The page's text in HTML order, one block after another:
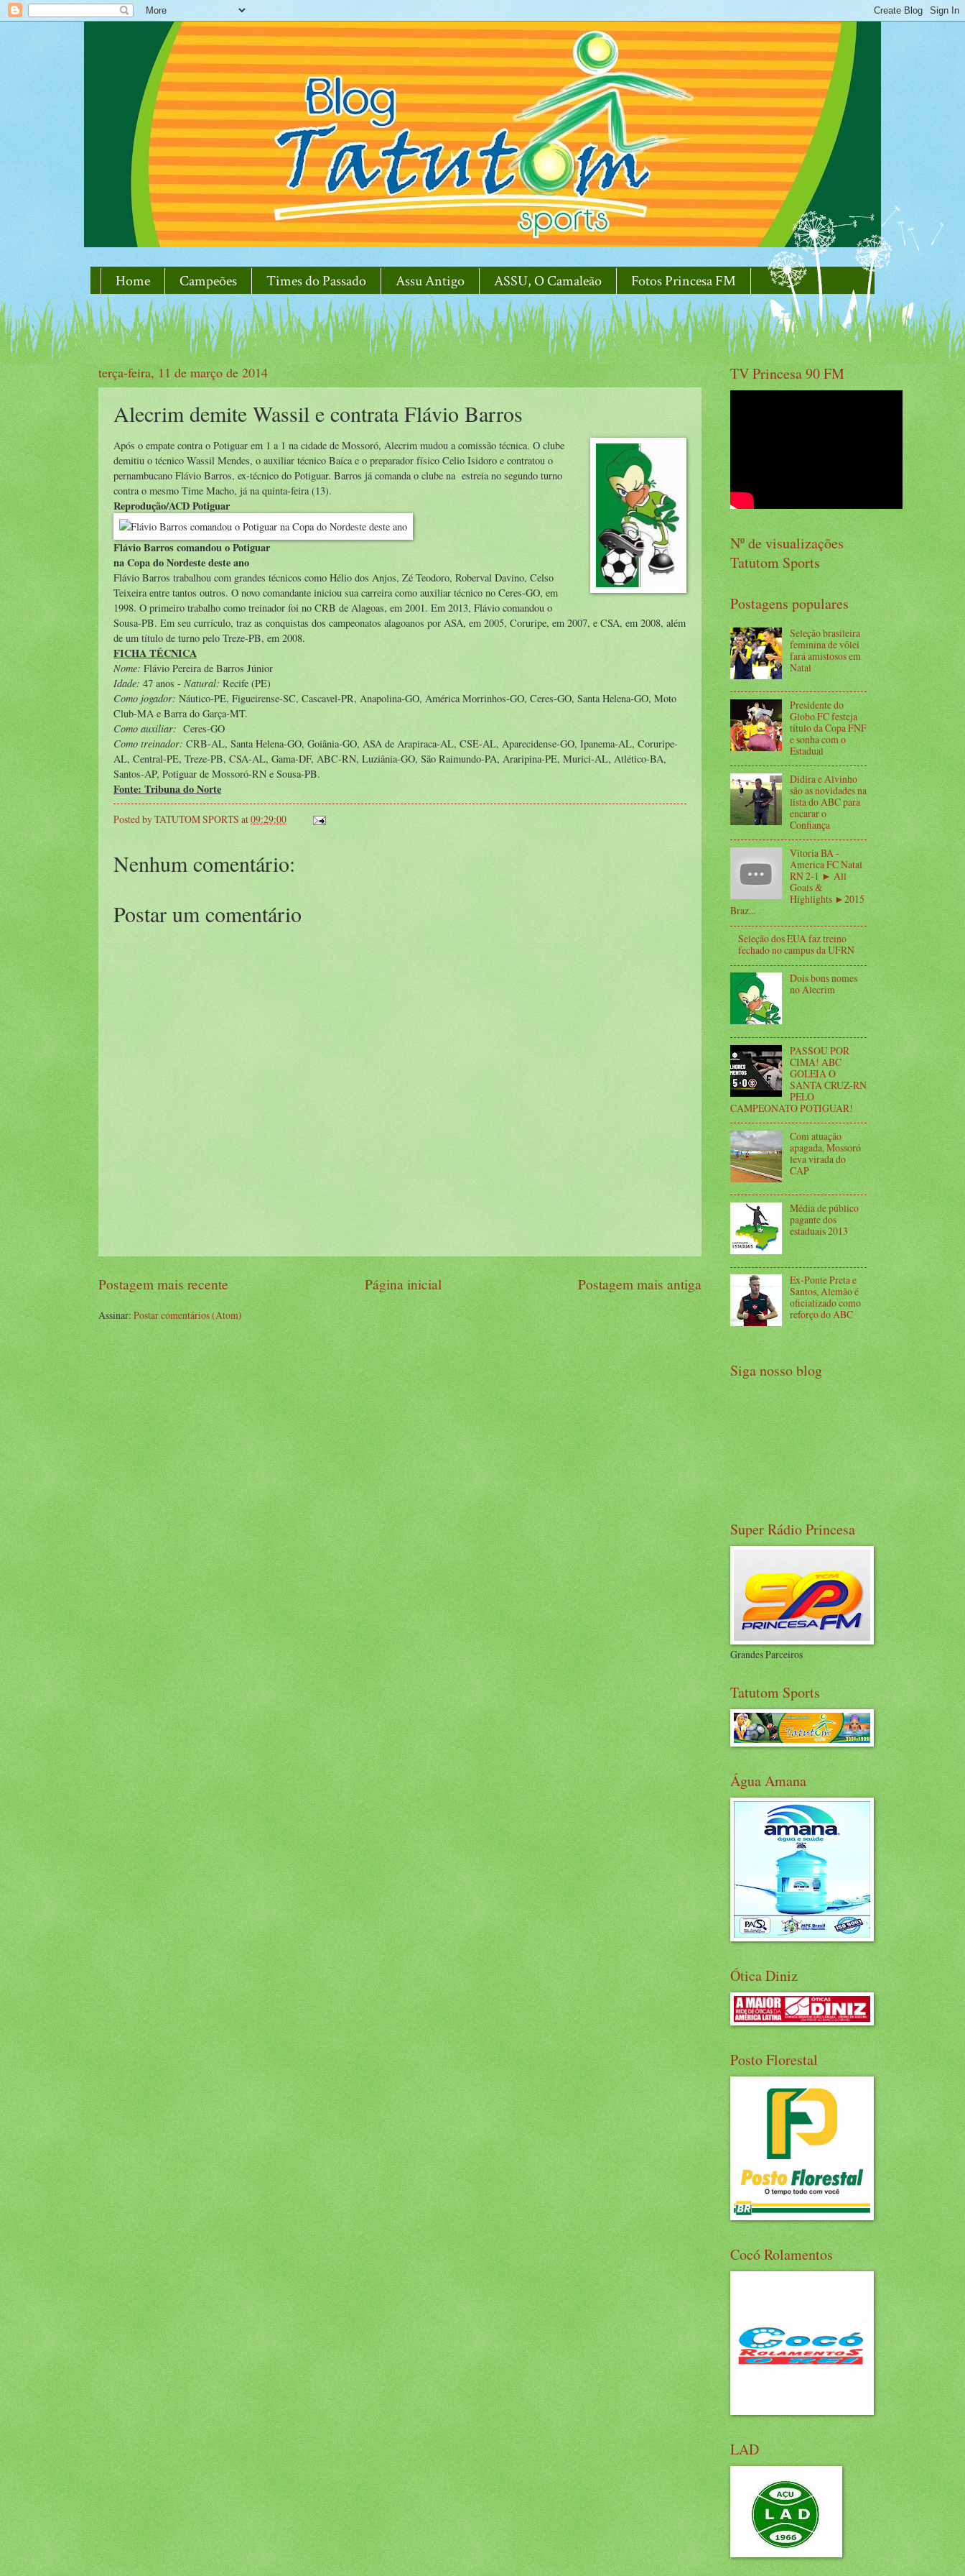
Home Campeões Times do Passado Assu Antigo ASSU, O Camaleão Fotos Princesa FM
terça-feira, 11 de março de 2014
Alecrim demite Wassil e contrata Flávio Barros
Após o empate contra o Potiguar em 1 a 1 na cidade de Mossoró, Alecrim mudou a comissão técnica. O clube
demitiu o técnico Wassil Mendes, o auxiliar técnico Baíca e o preparador físico Celio Isidoro e contratou o
pernambucano Flávio Barros, ex-técnico do Potiguar. Barros já comanda o clube na estreia no segundo turno
contra o mesmo Time Macho, já na quinta-feira (13).
Reprodução/ACD Potiguar
Flávio Barros comandou o Potiguar
na Copa do Nordeste deste ano
Flávio Barros trabalhou com grandes técnicos como Hélio dos Anjos, Zé Teodoro, Roberval Davino, Celso
Teixeira entre tantos outros. O novo comandante iniciou sua carreira como auxiliar técnico no Ceres-GO, em
1998. O primeiro trabalho como treinador foi no CRB de Alagoas, em 2001. Em 2013, Flávio comandou o
Sousa-PB. Em seu currículo, traz as conquistas dos campeonatos alagoanos por ASA, em 2005, Coruripe, em 2007, e CSA, em 2008, além
de um título de turno pelo Treze-PB, em 2008.
FICHA TÉCNICA
Nome: Flávio Pereira de Barros Júnior
Idade: 47 anos - Natural: Recife (PE)
Como jogador: Náutico-PE, Figueirense-SC, Cascavel-PR, Anapolina-GO, América Morrinhos-GO, Ceres-GO, Santa Helena-GO, Moto
Club-MA e Barra do Garça-MT.
Como auxiliar: Ceres-GO
Como treinador: CRB-AL, Santa Helena-GO, Goiânia-GO, ASA de Arapiraca-AL, CSE-AL, Aparecidense-GO, Ipanema-AL, Coruripe-
AL, Central-PE, Treze-PB, CSA-AL, Gama-DF, ABC-RN, Luziânia-GO, São Raimundo-PA, Araripina-PE, Murici-AL, Atlético-BA,
Santos-AP, Potiguar de Mossoró-RN e Sousa-PB.
Fonte: Tribuna do Norte
Posted byTATUTOM SPORTS at09:29:00
Nenhum comentário:
Postar um comentário
Postagem mais recente Postagem mais antiga
Página inicial
Assinar:Postar comentários (Atom)
TV Princesa 90 FM
Nº de visualizações
Tatutom Sports
Postagens populares
Seleção brasileira
feminina de vôlei
fará amistosos em
Natal
Presidente do
Globo FC festeja
título da Copa FNF
e sonha com o
Estadual
Didira e Alvinho
são as novidades na
lista do ABC para
encarar o
Confiança
Vitoria BA -
America FC Natal
RN 2-1 ► All
Goals &
Highlights ►2015
Braz...
Seleção dos EUA faz treino
fechado no campus da UFRN
Dois bons nomes
no Alecrim
PASSOU POR
CIMA! ABC
GOLEIA O
SANTA CRUZ-RN
PELO
CAMPEONATO POTIGUAR!
Com atuação
apagada, Mossoró
leva virada do
CAP
Média de público
pagante dos
estaduais 2013
Ex-Ponte Preta e
Santos, Alemão é
oficializado como
reforço do ABC
Siga nosso blog
Super Rádio Princesa
Grandes Parceiros
Tatutom Sports
Água Amana
Ótica Diniz
Posto Florestal
Cocó Rolamentos
LAD